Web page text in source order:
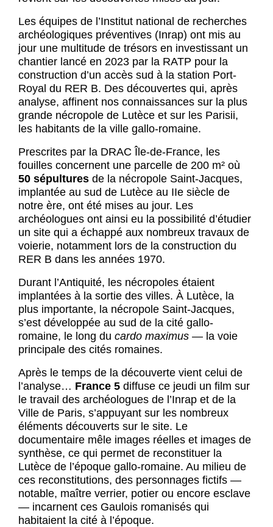
Les équipes de l’Institut national de recherches
archéologiques préventives (Inrap) ont mis au
jour une multitude de trésors en investissant un
chantier lancé en 2023 par la RATP pour la
construction d’un accès sud à la station Port-
Royal du RER B. Des découvertes qui, après
analyse, affinent nos connaissances sur la plus
grande nécropole de Lutèce et sur les Parisii,
les habitants de la ville gallo-romaine.
Prescrites par la DRAC Île-de-France, les
fouilles concernent une parcelle de 200 m² où
50 sépultures de la nécropole Saint-Jacques,
implantée au sud de Lutèce au IIe siècle de
notre ère, ont été mises au jour. Les
archéologues ont ainsi eu la possibilité d’étudier
un site qui a échappé aux nombreux travaux de
voierie, notamment lors de la construction du
RER B dans les années 1970.
Durant l’Antiquité, les nécropoles étaient
implantées à la sortie des villes. À Lutèce, la
plus importante, la nécropole Saint-Jacques,
s’est développée au sud de la cité gallo-
romaine, le long du cardo maximus — la voie
principale des cités romaines.
Après le temps de la découverte vient celui de
l’analyse… France 5 diffuse ce jeudi un film sur
le travail des archéologues de l’Inrap et de la
Ville de Paris, s’appuyant sur les nombreux
éléments découverts sur le site. Le
documentaire mêle images réelles et images de
synthèse, ce qui permet de reconstituer la
Lutèce de l’époque gallo-romaine. Au milieu de
ces reconstitutions, des personnages fictifs —
notable, maître verrier, potier ou encore esclave
— incarnent ces Gaulois romanisés qui
habitaient la cité à l’époque.